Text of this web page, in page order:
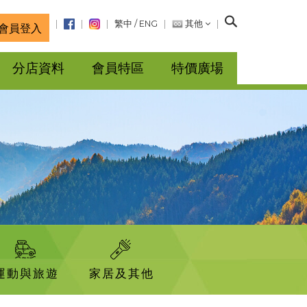
員登入 繁中 / ENG 其他
搜
分店資料 會員特區 特價廣場
動與旅遊 家居及其他